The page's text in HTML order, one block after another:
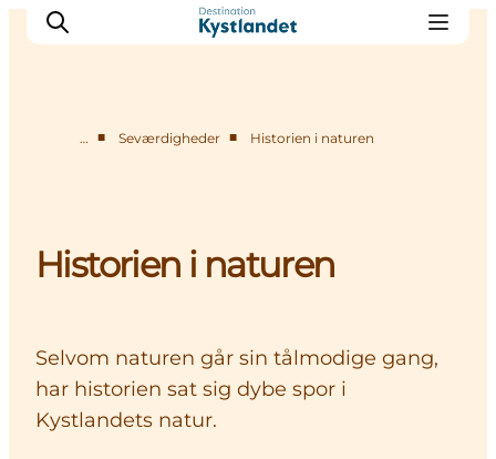
Oplevelser
Overnatning
… ■ Seværdigheder ■ Historien i naturen
Historien i naturen
Selvom naturen går sin tålmodige gang,
har historien sat sig dybe spor i
Kystlandets natur.